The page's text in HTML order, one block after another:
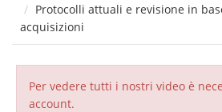
Protocolli attuali e revisione in
acquisizioni
Per vedere tutti i nostri video è
account.